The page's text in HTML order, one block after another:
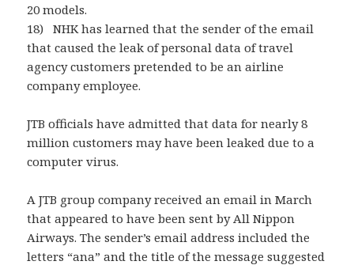
20 models.
18) NHK has learned that the sender of the email
that caused the leak of personal data of travel
agency customers pretended to be an airline
company employee.
JTB officials have admitted that data for nearly 8
million customers may have been leaked due to a
computer virus.
A JTB group company received an email in March
that appeared to have been sent by All Nippon
Airways. The sender’s email address included the
letters “ana” and the title of the message suggested